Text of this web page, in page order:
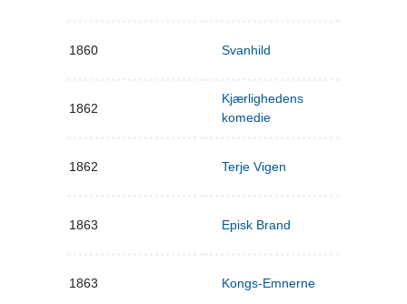
1860 Svanhild
1862
Kjærlighedens
komedie
1862 Terje Vigen
1863 Episk Brand
1863 Kongs-Emnerne